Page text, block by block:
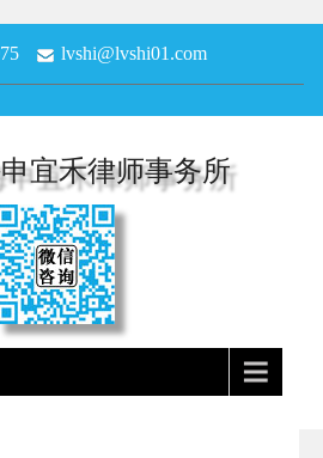
lvshi@lvshi01.com
申宜禾律师事务所